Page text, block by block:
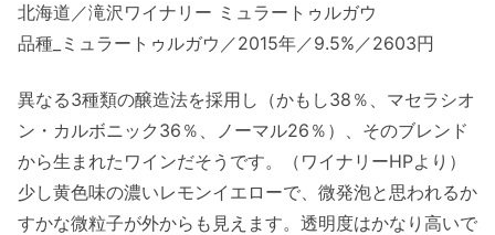
北海道／滝沢ワイナリー ミュラートゥルガウ
品種_ミュラートゥルガウ／2015年／9.5%／2603円
異なる3種類の醸造法を採用し（かもし38％、マセラシオ
ン・カルボニック36％、ノーマル26％）、そのブレンド
から生まれたワインだそうです。（ワイナリーHPより）
少し黄色味の濃いレモンイエローで、微発泡と思われるか
すかな微粒子が外からも見えます。透明度はかなり高いで